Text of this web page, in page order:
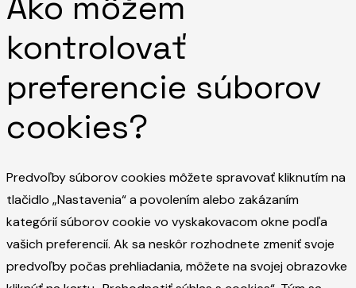
kontrolovať
preferencie súborov
cookies?
Predvoľby súborov cookies môžete spravovať kliknutím na
tlačidlo „Nastavenia“ a povolením alebo zakázaním
kategórií súborov cookie vo vyskakovacom okne podľa
vašich preferencií. Ak sa neskôr rozhodnete zmeniť svoje
predvoľby počas prehliadania, môžete na svojej obrazovke